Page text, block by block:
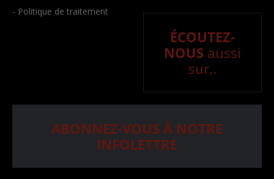
- Politique de traitement
ÉCOUTEZ-
NOUS aussi
sur..
ABONNEZ-VOUS À NOTRE
INFOLETTRE